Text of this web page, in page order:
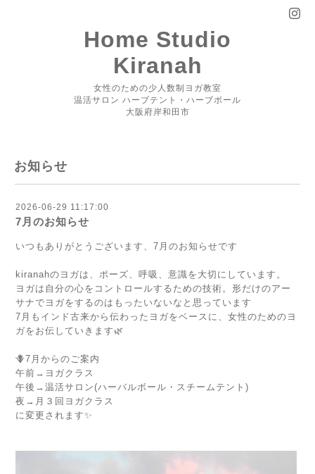
Home Studio
Kiranah
女性のための少人数制ヨガ教室
温活サロン ハーブテント・ハーブボール
大阪府岸和田市
お知らせ
2026-06-29 11:17:00
7月のお知らせ
いつもありがとうございます、7月のお知らせです
kiranahのヨガは、ポーズ、呼吸、意識を大切にしています。
ヨガは自分の心をコントロールするための技術。形だけのアー
サナでヨガをするのはもったいないなと思っています
7月もインド古来から伝わったヨガをベースに、女性のためのヨ
ガをお伝していきます🌿
🪻7月からのご案内
午前→ヨガクラス
午後→温活サロン(ハーバルボール・スチームテント)
夜→月３回ヨガクラス
に変更されます✨